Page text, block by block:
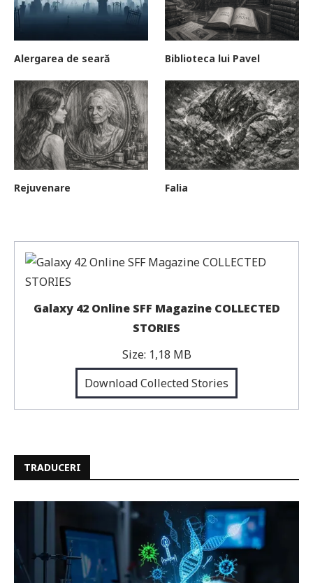
Alergarea de seară Biblioteca lui Pavel
Rejuvenare Falia
Galaxy 42 Online SFF Magazine COLLECTED
STORIES
Size: 1,18 MB
Download Collected Stories
TRADUCERI